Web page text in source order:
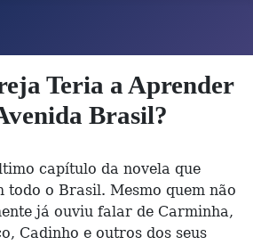
Teria a Aprender
Brasil?
capítulo da novela que
todo o Brasil. Mesmo quem não
já ouviu falar de Carminha,
Cadinho e outros dos seus